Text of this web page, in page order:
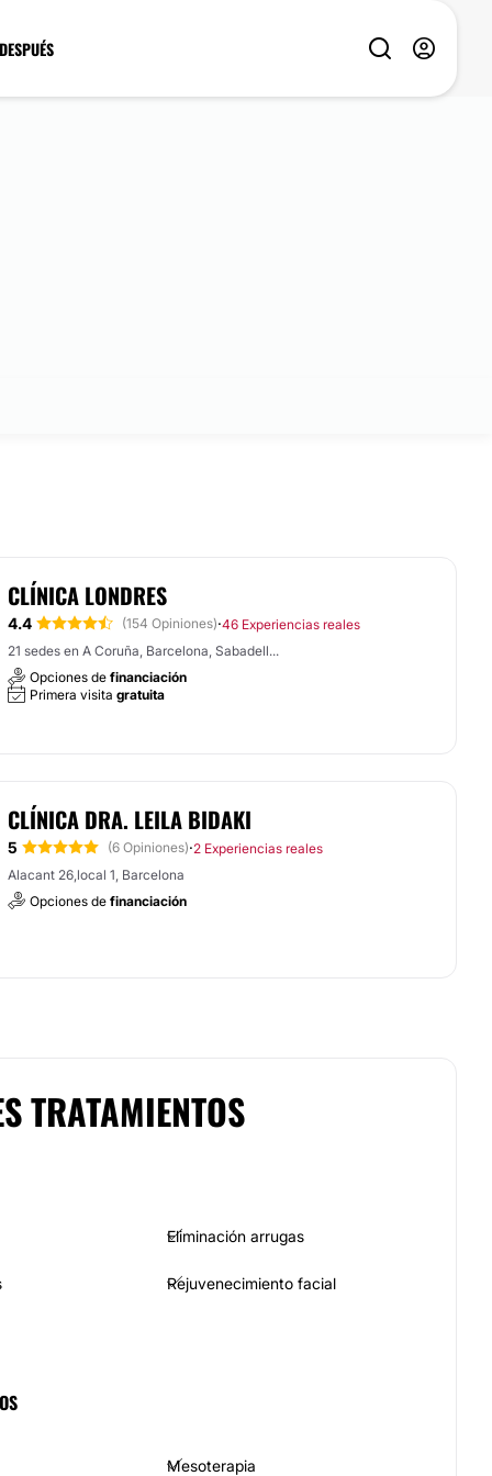
CLÍNICA LONDRES
4.4 (154 Opiniones)·46 Experiencias reales
21 sedes en A Coruña, Barcelona, Sabadell...
Opciones de financiación
Primera visita gratuita
CLÍNICA DRA. LEILA BIDAKI
5 (6 Opiniones)·2 Experiencias reales
Alacant 26,local 1, Barcelona
Opciones de financiación
TRATAMIENTOS
Eliminación arrugas
Rejuvenecimiento facial
Mesoterapia